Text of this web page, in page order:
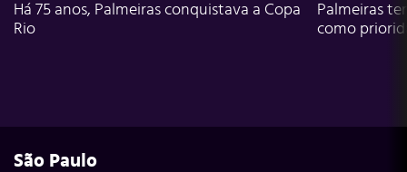
Há 75 anos, Palmeiras conquistava a Copa
Rio
Palmeiras
como
São Paulo